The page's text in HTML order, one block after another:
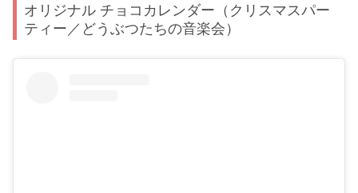
オリジナル チョコカレンダー（クリスマスパー
ティー／どうぶつたちの音楽会）